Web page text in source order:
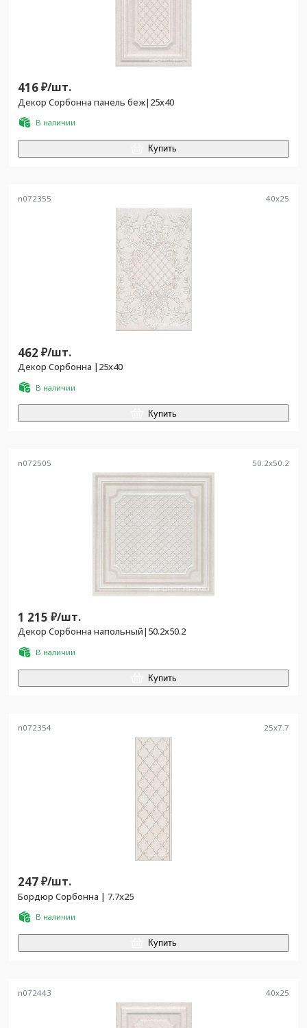
416₽/шт.
Декор Сорбонна панель беж|25x40
В наличии
Купить
n072355 40x25
462 ₽/шт.
Декор Сорбонна |25x40
В наличии
Купить
n072505 50.2x50.2
1 215 ₽/шт.
Декор Сорбонна напольный|50.2x50.2
В наличии
Купить
n072354 25x7.7
247₽/шт.
Бордюр Сорбонна | 7.7x25
В наличии
Купить
n072443 40x25